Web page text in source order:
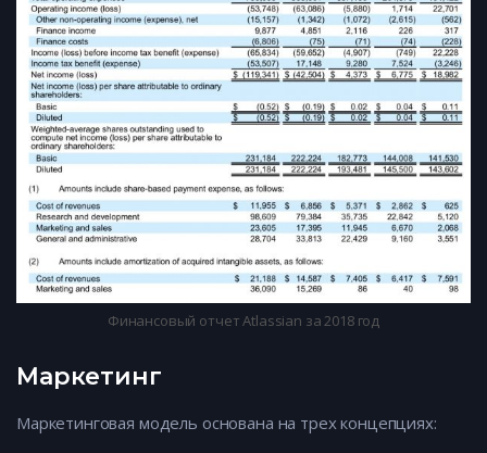
Финансовый отчет Atlassian за 2018 год
Маркетинг
Маркетинговая модель основана на трех концепциях: